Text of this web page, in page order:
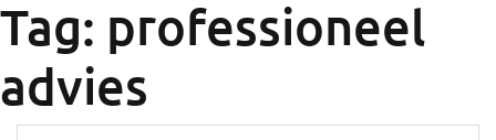
Tag: professioneel
advies